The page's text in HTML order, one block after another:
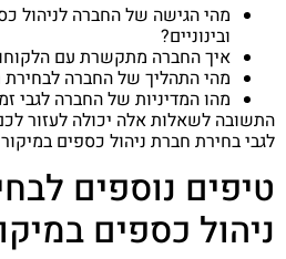
מהי הגישה של החברה לניהול
ובינוניים?
איך החברה מתקשרת עם
מהי התהליך של החברה לבחירת
מהו המדיניות של החברה לגבי
התשובה לשאלות אלה יכולה לעזור
לגבי בחירת חברת ניהול כספים
טיפים נוספים
ניהול כספים